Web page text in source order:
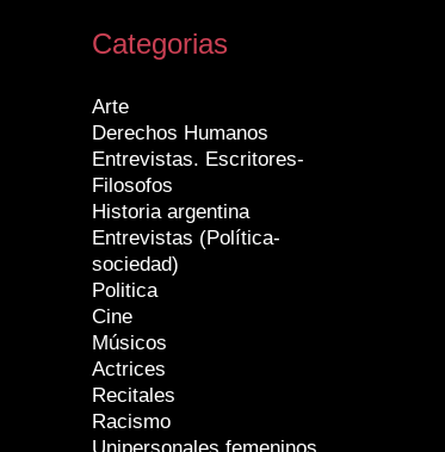
Categorias
Arte
Derechos Humanos
Entrevistas. Escritores-
Filosofos
Historia argentina
Entrevistas (Política-
sociedad)
Politica
Cine
Músicos
Actrices
Recitales
Racismo
Unipersonales femeninos